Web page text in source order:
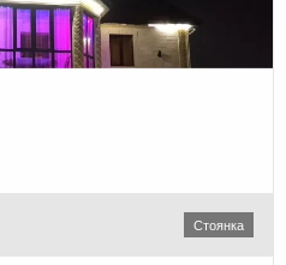
Стоянка